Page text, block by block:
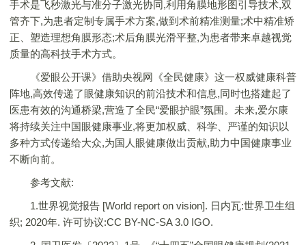
手术是飞秒激光与准分子激光协同,利用角膜地形图引导技术,双
管齐下,为患者定制专属手术方案,做到术前精准测量;术中精准矫
正、塑造理想角膜形态;术后角膜光滑平整,为患者带来卓越视觉
质量的高科技手术方式。
《爱眼公开课》借助央视网《全民健康》这一权威健康科普
阵地,高效传递了眼健康知识的前沿技术和信息,同时也搭建起了
医患有效的沟通桥梁,营造了全民“爱眼护眼”氛围。未来,爱尔康
将持续关注中国眼健康事业,将更加权威、科学、严谨的知识以
多种方式传递给大众,为国人眼健康做出贡献,助力中国健康事业
不断向前。
参考文献:
1.世界视觉报告 [World report on vision]. 日内瓦:世界卫生组
织; 2020年. 许可协议:CC BY-NC-SA 3.0 IGO.